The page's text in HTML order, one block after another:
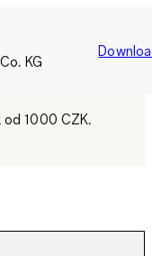
KG
od 1000 CZK.